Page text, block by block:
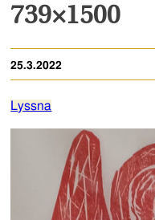
Dopet
Begravningen
739×1500
25.3.2022
Lyssna